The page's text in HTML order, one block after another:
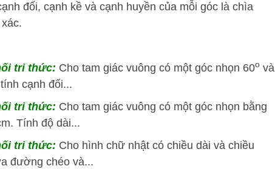
đối, cạnh kề và cạnh huyền của mỗi góc là chìa
tri thức: Cho tam giác vuông có một góc nhọn 60o và
cạnh đối...
tri thức: Cho tam giác vuông có một góc nhọn bằng
Tính độ dài...
tri thức: Cho hình chữ nhật có chiều dài và chiều
đường chéo và...